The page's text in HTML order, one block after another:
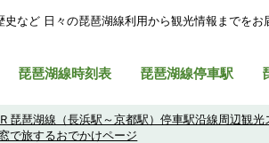
など ⽇々の琵琶湖線利⽤から観光情報までをお
琵琶湖線時刻表 琵琶湖線停車駅
琵琶湖線（長浜駅～京都駅）停車駅沿線周辺観光
で旅するおでかけページ